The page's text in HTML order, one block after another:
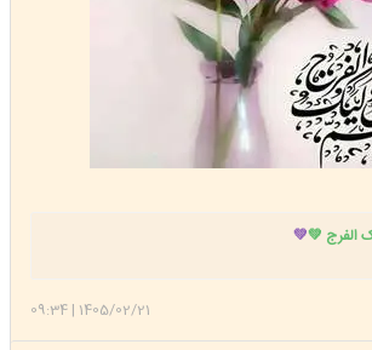
الفرج 💚💚
1405/02/21
|
09:34